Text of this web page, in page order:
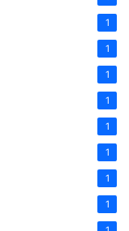
1
1
1
1
1
1
1
1